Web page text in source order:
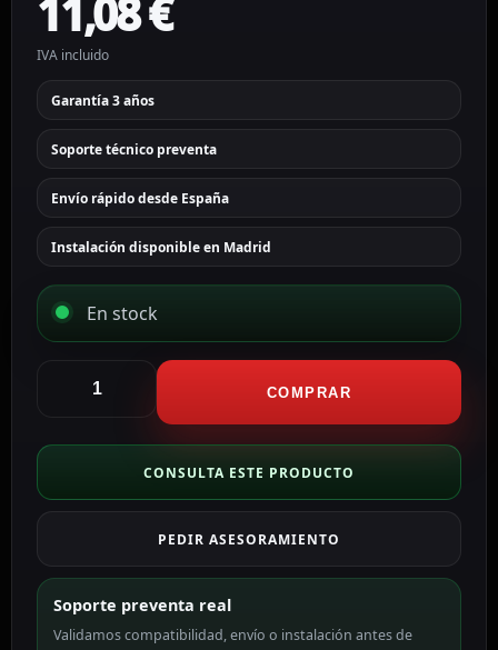
11,08€
IVA incluido
Garantía 3 años
Soporte técnico preventa
Envío rápido desde España
Instalación disponible en Madrid
En stock
para
de
luz
blanco
AJ-
SOLOBUTTON-
1G2W-
COMPRAR
CONSULTA ESTE PRODUCTO
PEDIR ASESORAMIENTO
Soporte preventa real
Validamos compatibilidad, envío o instalación antes de